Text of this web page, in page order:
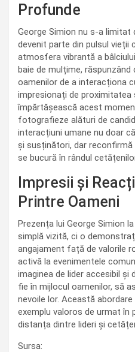
Profunde
George Simion nu s-a
devenit parte din pulsul vieții
atmosfera vibrantă a
baie de mulțime,
oamenilor de a interacționa
impresionați de proximitatea
împărtășească acest
fotografieze alături de
interacțiuni umane nu doar
și susținători, dar
se bucură în rândul
Impresii și
Printre Oameni
Prezența lui George Simion
simplă vizită, ci o
angajament față de valorile
activă la evenimentele
imaginea de lider accesibil
fie în mijlocul oamenilor, să
nevoile lor. Această
exemplu valoros de urmat în
distanța dintre lideri și
Sursa: